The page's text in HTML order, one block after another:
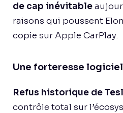
de cap inévitable
raisons qui poussent
copie sur Apple CarPlay.
Une forteresse
Refus historique de
contrôle total sur